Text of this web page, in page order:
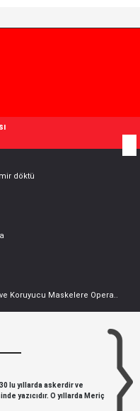
döktü
Koruyucu Maskelere Opera..
lu yıllarda askerdir ve
yazıcıdır. O yıllarda Meriç